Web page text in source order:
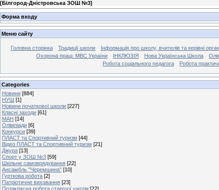
[Білгород-Дністровська ЗОШ №3]
Форма входу
Меню сайту
Головна сторінка Традиції школи
Інформація про школу, вчителів та керівні
Охорона праці. МВС України
ІНКЛЮЗІЯ Нова Українська Школа
Робота соціального педагога
Робота
Categories
Новини [884]
НУШ [1]
Новини початкової школи [227]
Класні заходи [61]
МАН [14]
Олімпіади [6]
Конкурси [39]
ПЛАСТ та Спортивний туризм [44]
Відео ПЛАСТ та Спортивний туризм [21]
Джура [13]
Спорт у ЗОШ №3 [59]
Шкільне самоврядування [22]
Ансамбль "Черемшина" [10]
Гурткова робота [2]
Патріотичне виховання [23]
Позакласна робота старшої школи [22]